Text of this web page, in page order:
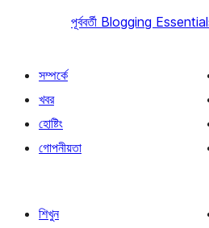
পূর্ববর্তী Blogging
সম্পর্কে
খবর
হোষ্টিং
গোপনীয়তা
শিখুন